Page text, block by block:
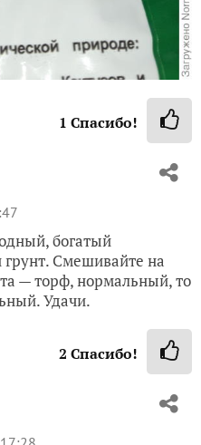
1 Спасибо!
богатый
Смешивайте на
— торф, нормальный, то
Удачи.
2 Спасибо!